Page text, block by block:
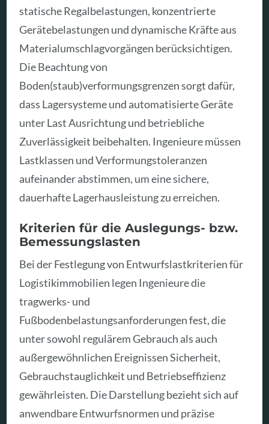
statische Regalbelastungen, konzentrierte
Gerätebelastungen und dynamische Kräfte aus
Materialumschlagvorgängen berücksichtigen.
Die Beachtung von
Boden(staub)verformungsgrenzen sorgt dafür,
dass Lagersysteme und automatisierte Geräte
unter Last Ausrichtung und betriebliche
Zuverlässigkeit beibehalten. Ingenieure müssen
Lastklassen und Verformungstoleranzen
aufeinander abstimmen, um eine sichere,
dauerhafte Lagerhausleistung zu erreichen.
Kriterien für die Auslegungs- bzw.
Bemessungslasten
Bei der Festlegung von Entwurfslastkriterien für
Logistikimmobilien legen Ingenieure die
tragwerks- und
Fußbodenbelastungsanforderungen fest, die
unter sowohl regulärem Gebrauch als auch
außergewöhnlichen Ereignissen Sicherheit,
Gebrauchstauglichkeit und Betriebseffizienz
gewährleisten. Die Darstellung bezieht sich auf
anwendbare Entwurfsnormen und präzise